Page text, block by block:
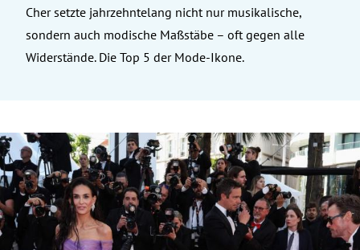
Cher setzte jahrzehntelang nicht nur musikalische,
sondern auch modische Maßstäbe – oft gegen alle
Widerstände. Die Top 5 der Mode-Ikone.